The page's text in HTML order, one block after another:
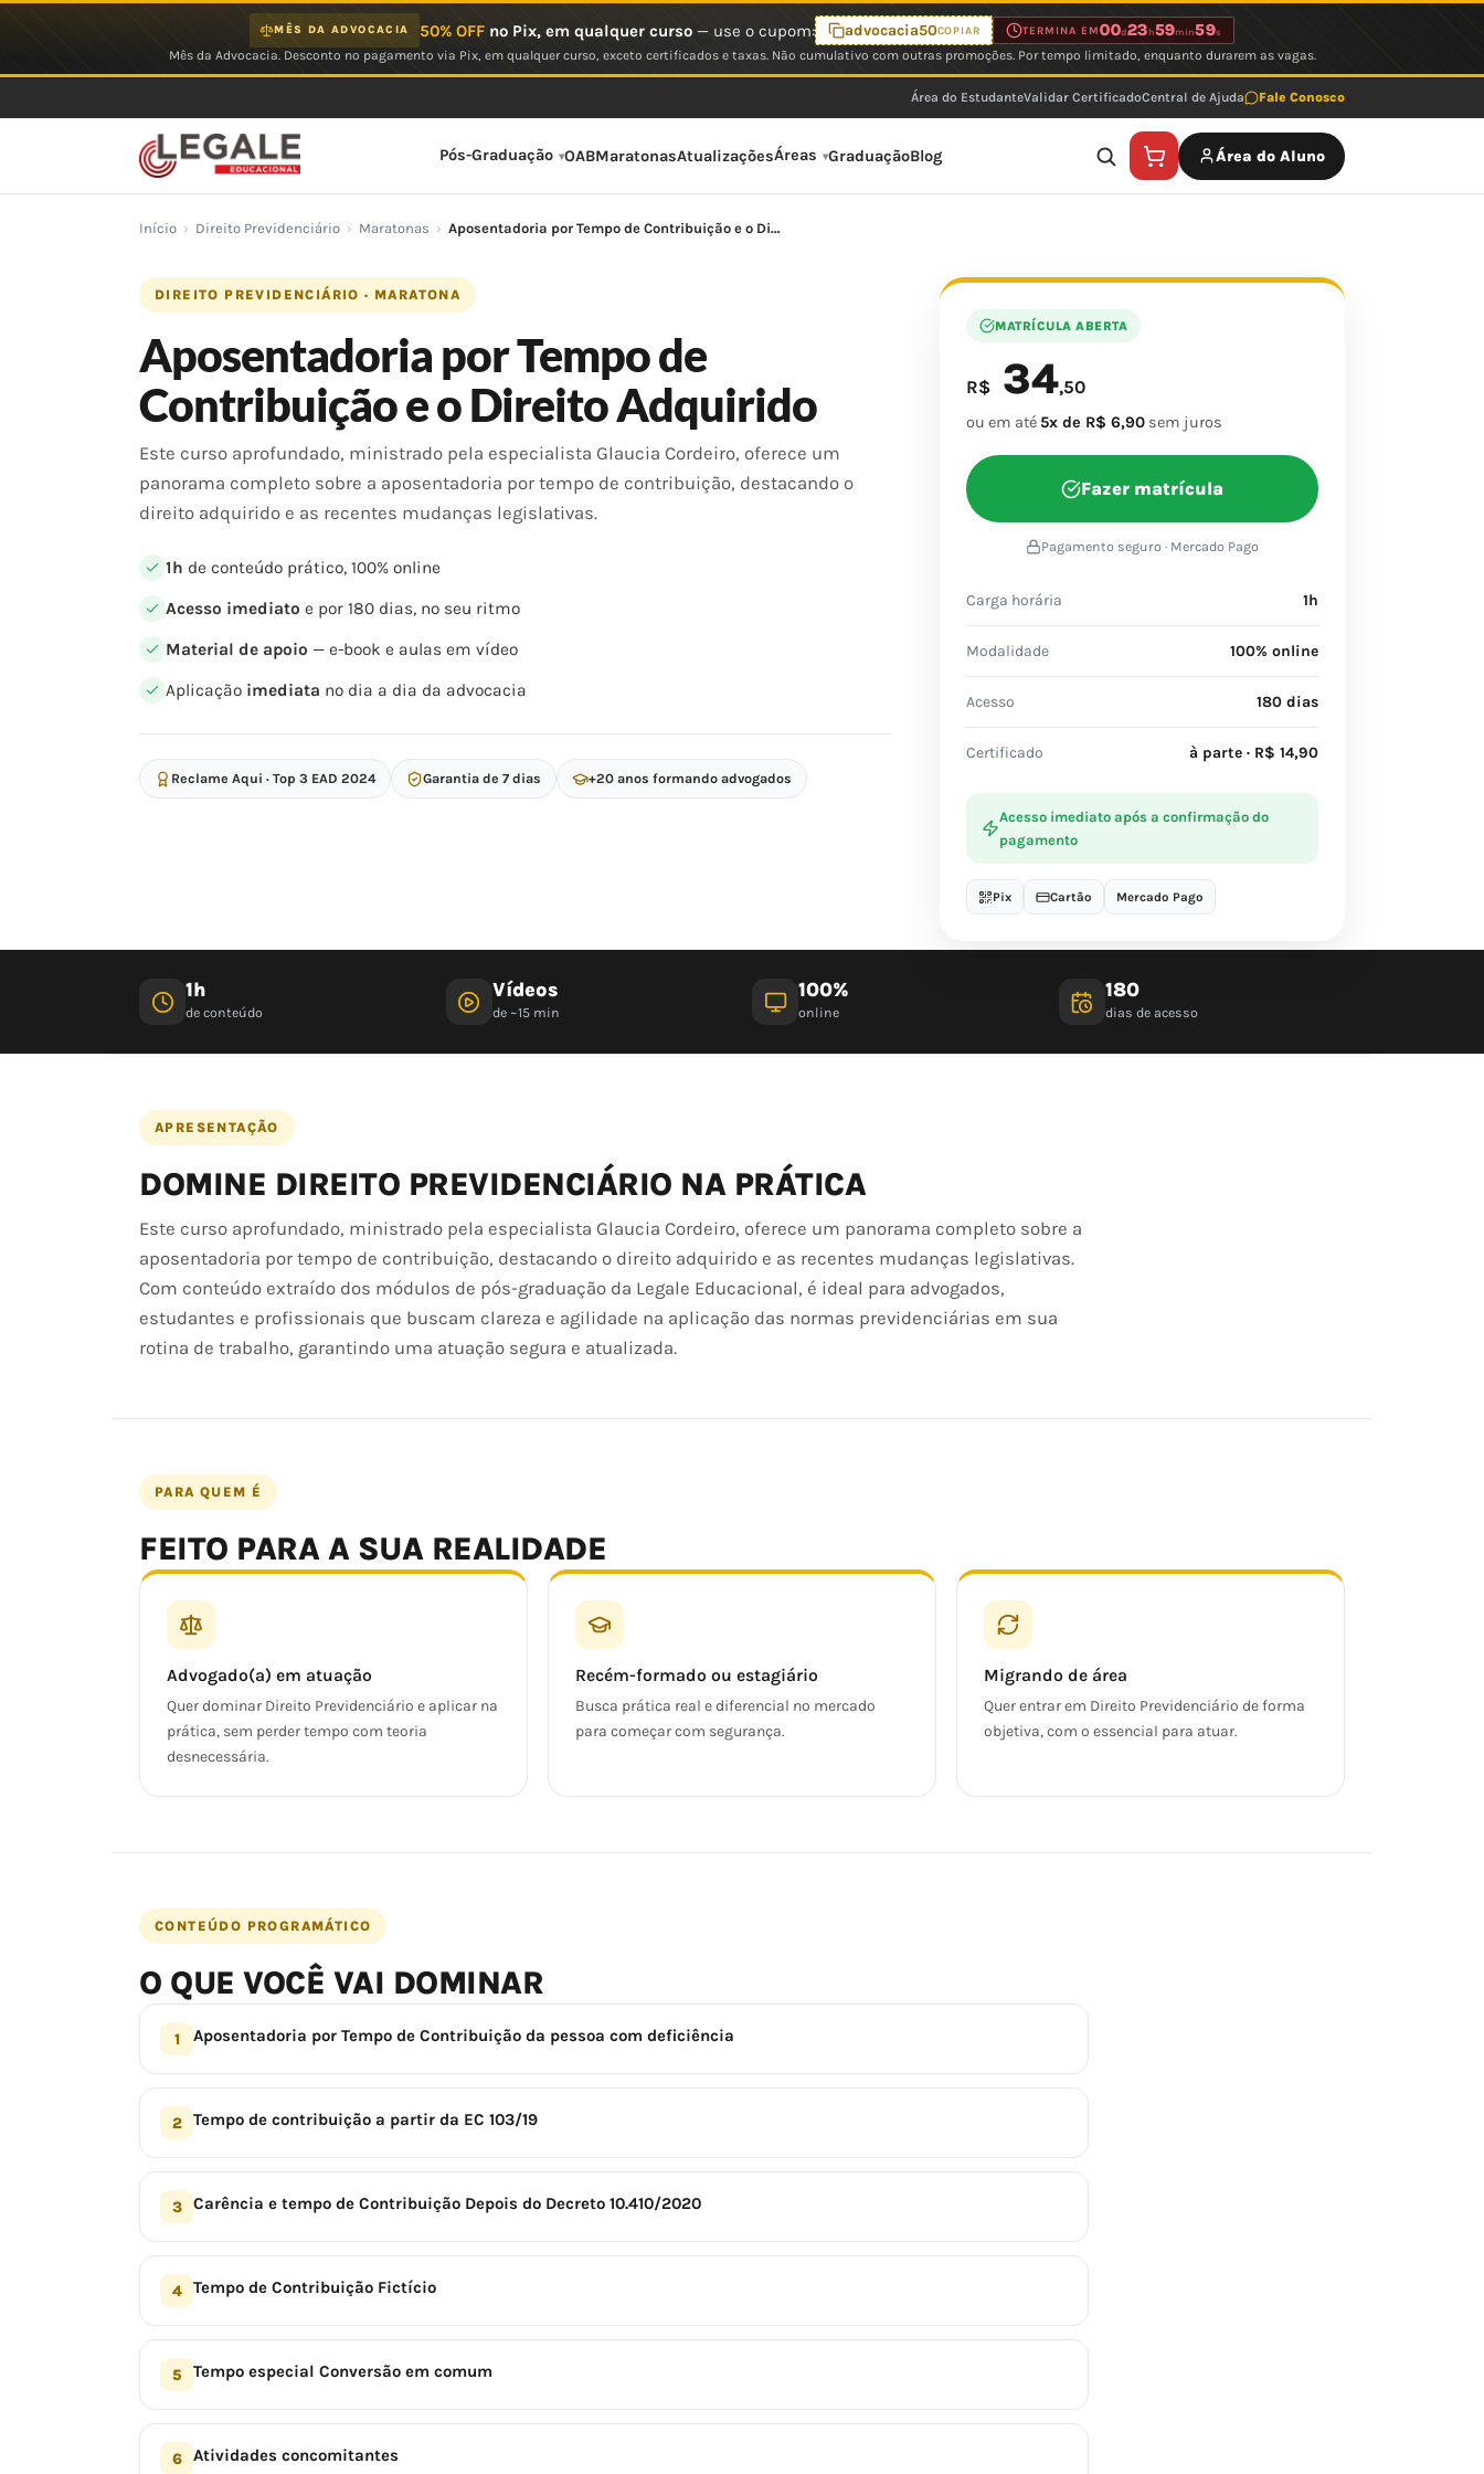
MÊS DA ADVOCACIA 50% OFFno Pix, em qualquer curso— use o cupom: advocacia50COPIAR TERMINA EM00d23 h59min59s
Mês da Advocacia. Desconto no pagamento via Pix, em qualquer curso, exceto certificados e taxas. Não cumulativo com outras promoções. Por tempo limitado, enquanto durarem as vagas.
Área do EstudanteValidar CertificadoCentral de Ajuda Fale Conosco
Pós-Graduação OABMaratonasAtualizaçõesÁreas GraduaçãoBlog Área do Aluno
Início › Direito Previdenciário › Maratonas › Aposentadoria por Tempo de Contribuição e o Di…
DIREITO PREVIDENCIÁRIO · MARATONA
Aposentadoria por Tempo de
Contribuição e o Direito Adquirido
Este curso aprofundado, ministrado pela especialista Glaucia Cordeiro, oferece um
panorama completo sobre a aposentadoria por tempo de contribuição, destacando o
direito adquirido e as recentes mudanças legislativas.
1h de conteúdo prático, 100% online
Acesso imediato e por 180 dias, no seu ritmo
Material de apoio — e-book e aulas em vídeo
Aplicação imediata no dia a dia da advocacia
Reclame Aqui · Top 3 EAD 2024 Garantia de 7 dias +20 anos formando advogados
MATRÍCULA ABERTA
R$ 34,50
ou em até 5x de R$ 6,90 sem juros
Fazer matrícula
Pagamento seguro · Mercado Pago
Carga horária 1h
Modalidade 100% online
Acesso 180 dias
Certificado à parte · R$ 14,90
Acesso imediato após a confirmação do
pagamento
Pix Cartão Mercado Pago
1h
de conteúdo
Vídeos
de ~15 min
100%
online
180
dias de acesso
APRESENTAÇÃO
DOMINE DIREITO PREVIDENCIÁRIO NA PRÁTICA
Este curso aprofundado, ministrado pela especialista Glaucia Cordeiro, oferece um panorama completo sobre a
aposentadoria por tempo de contribuição, destacando o direito adquirido e as recentes mudanças legislativas.
Com conteúdo extraído dos módulos de pós-graduação da Legale Educacional, é ideal para advogados,
estudantes e profissionais que buscam clareza e agilidade na aplicação das normas previdenciárias em sua
rotina de trabalho, garantindo uma atuação segura e atualizada.
PARA QUEM É
FEITO PARA A SUA REALIDADE
Advogado(a) em atuação
Quer dominar Direito Previdenciário e aplicar na
prática, sem perder tempo com teoria
desnecessária.
Recém-formado ou estagiário
Busca prática real e diferencial no mercado
para começar com segurança.
Migrando de área
Quer entrar em Direito Previdenciário de forma
objetiva, com o essencial para atuar.
CONTEÚDO PROGRAMÁTICO
O QUE VOCÊ VAI DOMINAR
1 Aposentadoria por Tempo de Contribuição da pessoa com deficiência
2 Tempo de contribuição a partir da EC 103/19
3 Carência e tempo de Contribuição Depois do Decreto 10.410/2020
4 Tempo de Contribuição Fictício
5 Tempo especial Conversão em comum
6 Atividades concomitantes